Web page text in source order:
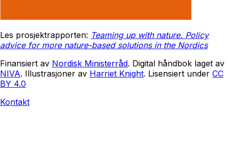
Les prosjektrapporten: Teaming up with nature. Policy
advice for more nature-based solutions in the Nordics
Finansiert av Nordisk Ministerråd. Digital håndbok laget av
NIVA. Illustrasjoner av Harriet Knight. Lisensiert under CC
BY 4.0
Kontakt